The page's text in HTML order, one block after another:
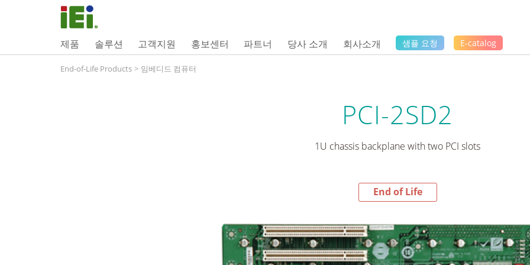
제품 솔루션 고객지원 홍보센터 파트너 당사 소개 회사소개 샘플 요청 E-catalog
End-of-Life Products > 임베디드 컴퓨터
PCI-2SD2
1U chassis backplane with two PCI slots
End of Life